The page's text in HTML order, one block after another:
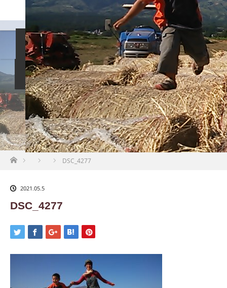
島袋尚美の就活相談 女性社長インタビュー
イベント情報 就活掲示板 お知らせ
ホーム DSC_4277
2021.05.5
DSC_4277